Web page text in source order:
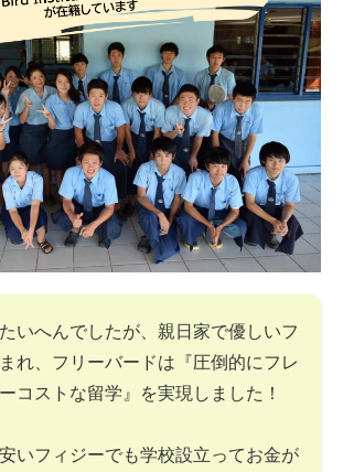
いへんでしたが、親日家で優しいフ
れ、フリーバードは『圧倒的にフレ
コストな留学』を実現しました！
いフィジーでも学校設立ってお金が